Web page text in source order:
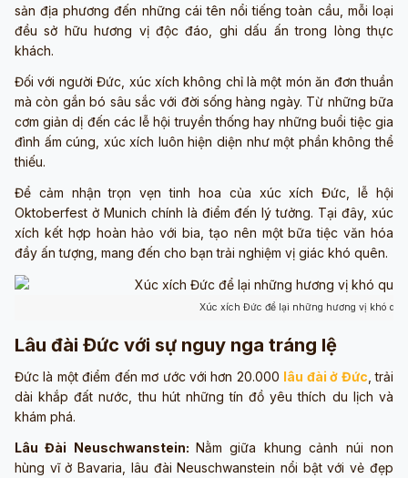
sản địa phương đến những cái tên nổi tiếng toàn cầu, mỗi loại
đều sở hữu hương vị độc đáo, ghi dấu ấn trong lòng thực
khách.
Đối với người Đức, xúc xích không chỉ là một món ăn đơn thuần
mà còn gắn bó sâu sắc với đời sống hàng ngày. Từ những bữa
cơm giản dị đến các lễ hội truyền thống hay những buổi tiệc gia
đình ấm cúng, xúc xích luôn hiện diện như một phần không thể
thiếu.
Để cảm nhận trọn vẹn tinh hoa của xúc xích Đức, lễ hội
Oktoberfest ở Munich chính là điểm đến lý tưởng. Tại đây, xúc
xích kết hợp hoàn hảo với bia, tạo nên một bữa tiệc văn hóa
đầy ấn tượng, mang đến cho bạn trải nghiệm vị giác khó quên.
Xúc xích Đức để lại những hương vị khó
Lâu đài Đức với sự nguy nga tráng lệ
Đức là một điểm đến mơ ước với hơn 20.000 lâu đài ở Đức , trải
dài khắp đất nước, thu hút những tín đồ yêu thích du lịch và
khám phá.
Lâu Đài Neuschwanstein:Nằm giữa khung cảnh núi non
hùng vĩ ở Bavaria, lâu đài Neuschwanstein nổi bật với vẻ đẹp